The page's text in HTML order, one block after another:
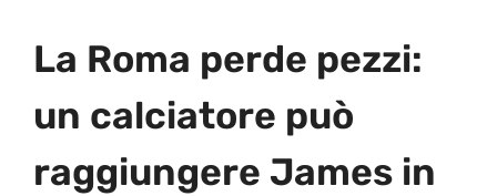
La Roma perde pezzi:
un calciatore può
raggiungere James in